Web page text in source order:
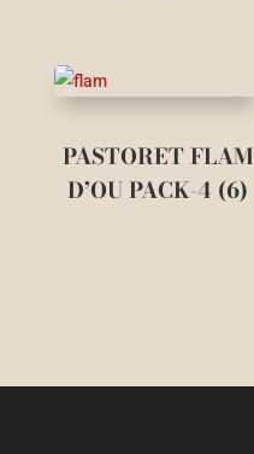
PASTORET FLAM
D’OU PACK-4 (6)